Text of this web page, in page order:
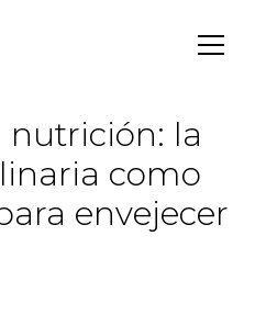
nutrición: la
como
envejecer